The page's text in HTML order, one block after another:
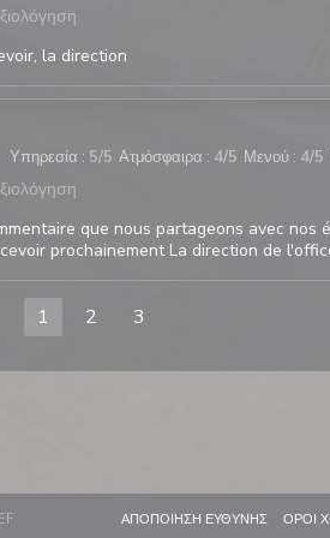
la direction
Υπηρεσία : 5/5 Ατμόσφαιρα : 4/5 Μενού : 4/5
que nous partageons avec nos
prochainement La direction de
1 2 3
((ΑΝΟΊΓΕΙ ΣΕ ΝΈΟ ΠΑΡΆΘΥΡΟ))
ΑΠΟΠΟΊΗΣΗ ΕΥΘΎΝΗΣ ΌΡΟΙ